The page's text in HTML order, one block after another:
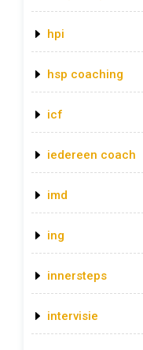
hpi
hsp coaching
icf
iedereen coach
imd
ing
innersteps
intervisie